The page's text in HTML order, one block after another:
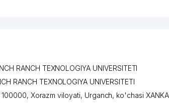
RANCH TEXNOLOGIYA UNIVERSITETI
RANCH TEXNOLOGIYA UNIVERSITETI
Xorazm viloyati, Urganch, ko'chasi XANKA